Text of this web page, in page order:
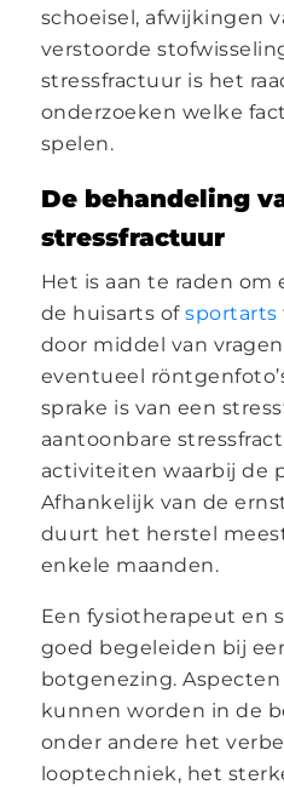
schoeisel, afwijkingen
verstoorde
stressfractuur is het
onderzoeken welke
spelen.
De behandeling
stressfractuur
Het is aan te raden om
de huisarts ofsportarts
door middel van
eventueel
sprake is van een
aantoonbare
activiteiten waarbij de
Afhankelijk van de
duurt het herstel
enkele maanden.
Een fysiotherapeut en
goed begeleiden bij
botgenezing.
kunnen worden in de
onder andere het
looptechniek, het